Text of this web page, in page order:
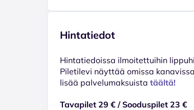
Hintatiedot
Hinta­tiedoissa ilmoitettuihin
Piletilevi näyttää omissa
lisää palvelumaksuista täältä!
Tavapilet 29 € / Sooduspilet 23 €